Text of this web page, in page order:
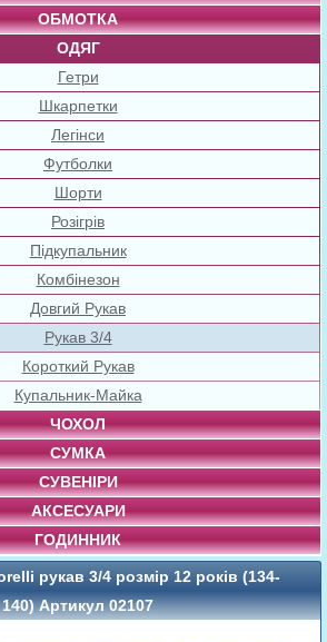
ОБМОТКА
ОДЯГ
Гетри
Шкарпетки
Легінси
Футболки
Шорти
Розігрів
Підкупальник
Комбінезон
Довгий Рукав
Рукав 3/4
Короткий Рукав
Купальник-Майка
ЧОХОЛ
СУМКА
СУВЕНІРИ
АКСЕСУАРИ
ГОДИННИК
рукав 3/4 розмір 12 років (134-
140) Артикул 02107